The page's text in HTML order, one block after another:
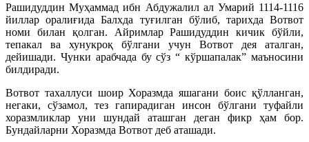
Рашидуддин Муҳаммад ибн Абдужалил ал Умарий 1114-1116
йиллар оралиғида Балхда туғилган бўлиб, тарихда Вотвот
номи билан қолган. Айримлар Рашидуддин кичик бўйли,
тепакал ва хунукроқ бўлгани учун Вотвот дея аталган,
дейишади. Чунки арабчада бу сўз “ кўршапалак” маъносини
билдиради.
Вотвот тахаллуси шоир Хоразмда яшагани боис қўлланган,
негаки, сўзамол, тез гапирадиган инсон бўлгани туфайли
хоразмликлар уни шундай аташган деган фикр ҳам бор.
Бундайларни Хоразмда Вотвот деб аташади.